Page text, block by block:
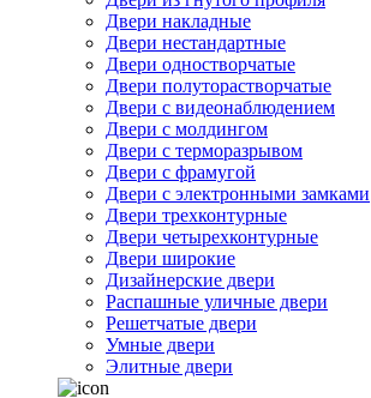
Двери накладные
Двери нестандартные
Двери одностворчатые
Двери полуторастворчатые
Двери с видеонаблюдением
Двери с молдингом
Двери с терморазрывом
Двери с фрамугой
Двери с электронными замками
Двери трехконтурные
Двери четырехконтурные
Двери широкие
Дизайнерские двери
Распашные уличные двери
Решетчатые двери
Умные двери
Элитные двери